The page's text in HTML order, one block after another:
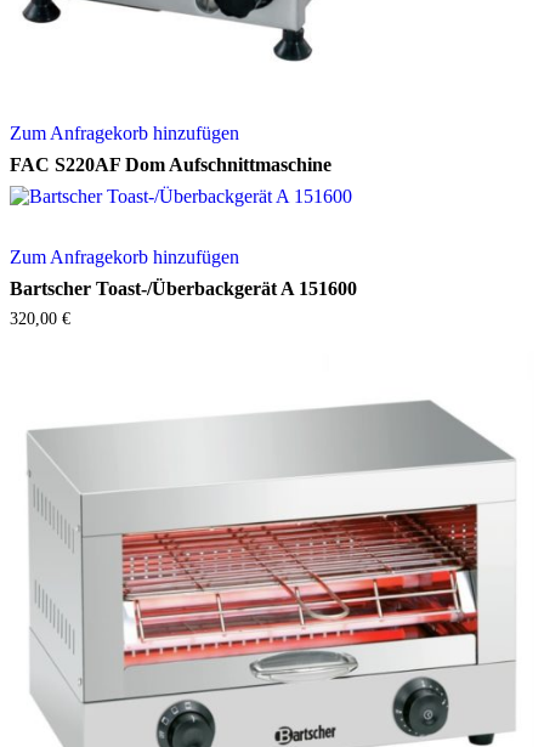
Zum Anfragekorb hinzufügen
FAC S220AF Dom Aufschnittmaschine
Zum Anfragekorb hinzufügen
Bartscher Toast-/Überbackgerät A 151600
320,00 €